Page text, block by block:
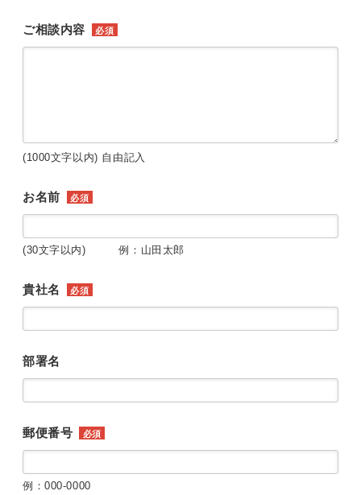
ご相談内容 必須
(1000文字以内) 自由記入
お名前 必須
(30文字以内) 例：山田太郎
貴社名 必須
部署名
郵便番号 必須
例：000-0000